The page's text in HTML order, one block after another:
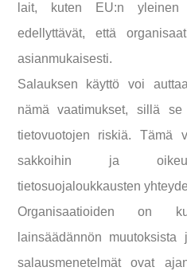
lait, kuten EU:n yleinen
edellyttävät, että
asianmukaisesti.
Salauksen käyttö voi
nämä vaatimukset, sillä
tietovuotojen riskiä. Tämä
sakkoihin ja
tietosuojaloukkausten
Organisaatioiden on
lainsäädännön
salausmenetelmät ovat